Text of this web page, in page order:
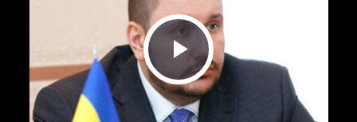
Play Video